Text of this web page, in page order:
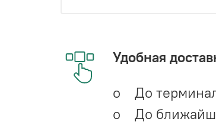
Удобная
o До
o До